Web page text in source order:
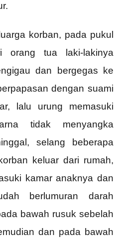
korban, pada pukul
orang tua laki-lakinya
dan bergegas ke
dengan suami
lalu urung memasuki
tidak menyangka
selang beberapa
keluar dari rumah,
kamar anaknya dan
berlumuran darah
bawah rusuk sebelah
dan pada bawah